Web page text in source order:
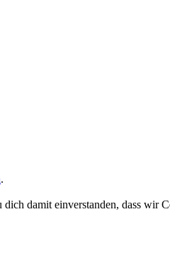
.
damit einverstanden, dass wir